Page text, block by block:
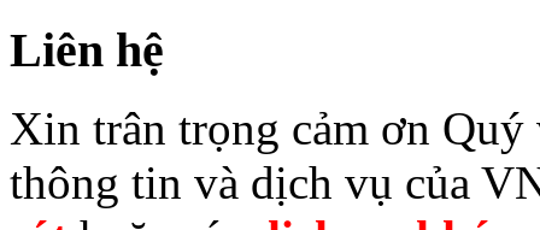
Liên hệ
Xin trân trọng cảm ơn
thông tin và dịch vụ của